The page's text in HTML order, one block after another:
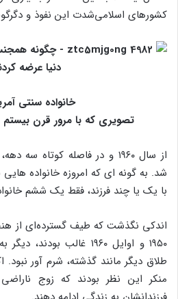
کشورهای اسلامی‌شدت این نفوذ و
خانواده سنتی
تصویری که با مرور قرن بیستم
از سال ۱۹۶۰ و در فاصله کوتاه
شد. به‌ گونه‌ ای که امروزه خانواده‌ هایی
با یک یا چند فرزند، فقط یک ششم
اندکی نگذشت که طیف گسترده‌ای از
۱۹۵۰ و اوایل ۱۹۶۰ غالب
طلاق دیگر مانند گذشته، شرم آور
منکر این نظر بودند که زوج